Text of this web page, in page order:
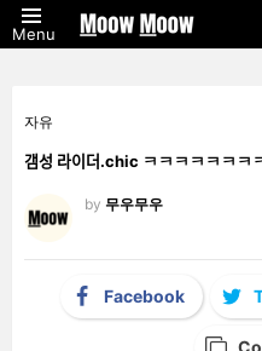
Menu
자유
갬성 라이더.chic ㅋㅋㅋㅋㅋㅋㅋ
by 무우무우
Facebook